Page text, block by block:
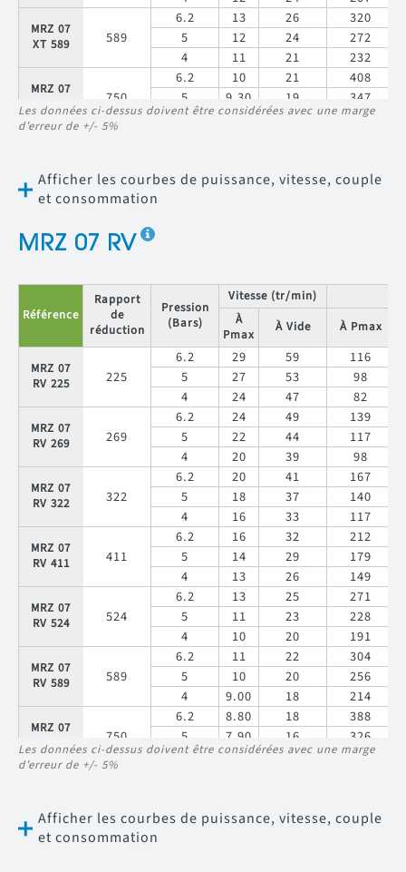
MRZ 07
XT 589
589
6.2 13 26
320
5
12 24
272
4
11 21 232
MRZ 07
XT 750
750
6.2 10 21
408
5
9.30 19
347
4
8.30 17 296
Les données ci-dessus doivent être considérées avec une marge
d’erreur de +/- 5%
Afficher les courbes de puissance, vitesse, couple
et consommation
MRZ 07 RV
Référence
Rapport
de
réduction
Pression
(Bars)
Vitesse (tr/min)
À
Pmax
À Vide À Pmax
MRZ 07
RV 225
225
6.2 29 59
116
5
27 53
98
4
24 47 82
MRZ 07
RV 269
269
6.2 24 49
139
5
22 44
117
4
20 39 98
MRZ 07
RV 322
322
6.2 20 41
167
5
18 37
140
4
16 33 117
MRZ 07
RV 411
411
6.2 16 32
212
5
14 29
179
4
13 26 149
MRZ 07
RV 524
524
6.2 13 25
271
5
11 23
228
4
10 20 191
MRZ 07
RV 589
589
6.2 11 22
304
5
10 20
256
4
9.00 18 214
MRZ 07
RV 750
750
6.2 8.80 18
388
5
7.90 16
326
4
7.10 14 273
Les données ci-dessus doivent être considérées avec une marge
d’erreur de +/- 5%
Afficher les courbes de puissance, vitesse, couple
et consommation